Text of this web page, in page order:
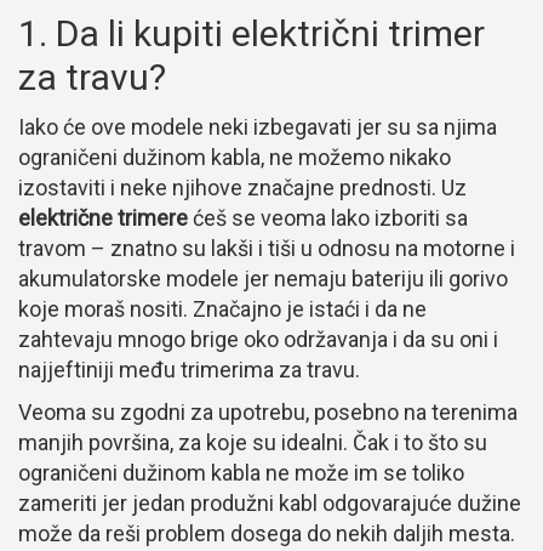
1. Da li kupiti električni trimer
za travu?
Iako će ove modele neki izbegavati jer su sa njima
ograničeni dužinom kabla, ne možemo nikako
izostaviti i neke njihove značajne prednosti. Uz
električne trimerećeš se veoma lako izboriti sa
travom – znatno su lakši i tiši u odnosu na motorne i
akumulatorske modele jer nemaju bateriju ili gorivo
koje moraš nositi. Značajno je istaći i da ne
zahtevaju mnogo brige oko održavanja i da su oni i
najjeftiniji među trimerima za travu.
Veoma su zgodni za upotrebu, posebno na terenima
manjih površina, za koje su idealni. Čak i to što su
ograničeni dužinom kabla ne može im se toliko
zameriti jer jedan produžni kabl odgovarajuće dužine
može da reši problem dosega do nekih daljih mesta.